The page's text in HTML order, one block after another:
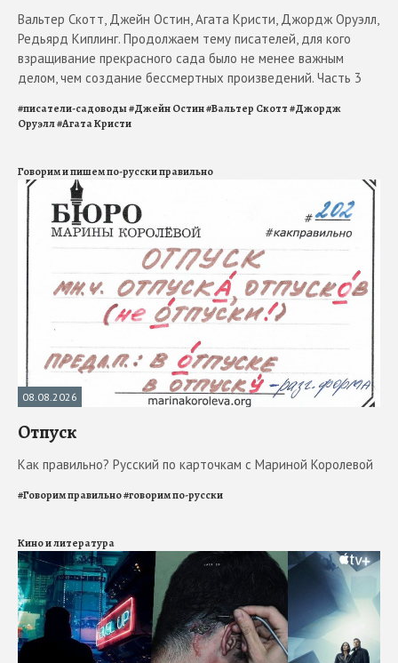
Вальтер Скотт, Джейн Остин, Агата Кристи, Джордж Оруэлл,
Редьярд Киплинг. Продолжаем тему писателей, для кого
взращивание прекрасного сада было не менее важным
делом, чем создание бессмертных произведений. Часть 3
#писатели-садоводы#Джейн Остин#Вальтер Скотт#Джордж
Оруэлл#Агата Кристи
Говорим и пишем по-русски правильно
08.08.2026
Отпуск
Как правильно? Русский по карточкам с Мариной Королевой
#Говорим правильно#говорим по-русски
Кино и литература